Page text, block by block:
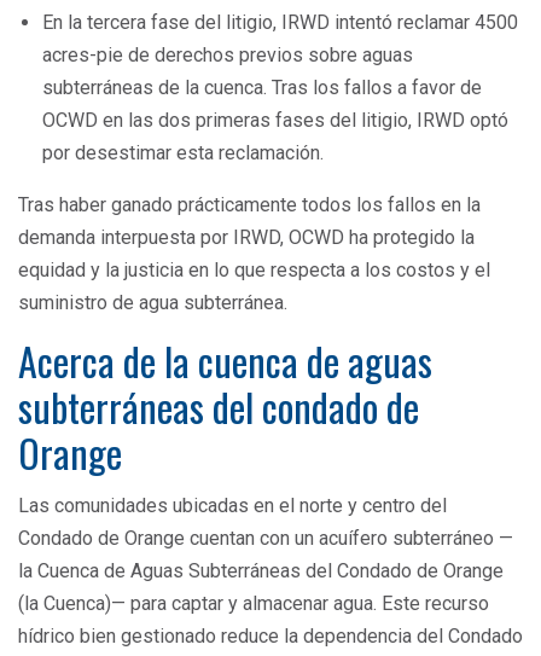
En la tercera fase del litigio, IRWD intentó reclamar 4500
acres-pie de derechos previos sobre aguas
subterráneas de la cuenca. Tras los fallos a favor de
OCWD en las dos primeras fases del litigio, IRWD optó
por desestimar esta reclamación.
Tras haber ganado prácticamente todos los fallos en la
demanda interpuesta por IRWD, OCWD ha protegido la
equidad y la justicia en lo que respecta a los costos y el
suministro de agua subterránea.
Acerca de la cuenca de aguas
subterráneas del condado de
Orange
Las comunidades ubicadas en el norte y centro del
Condado de Orange cuentan con un acuífero subterráneo —
la Cuenca de Aguas Subterráneas del Condado de Orange
(la Cuenca)— para captar y almacenar agua. Este recurso
hídrico bien gestionado reduce la dependencia del Condado